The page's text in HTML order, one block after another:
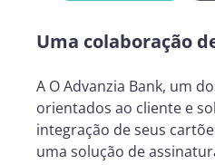
Uma colaboração
A O Advanzia Bank, um
orientados ao cliente e
integração de seus
uma solução de